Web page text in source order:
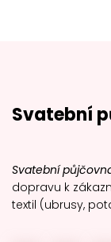
Svatební
Svatební
dopravu k
textil (ubrusy,